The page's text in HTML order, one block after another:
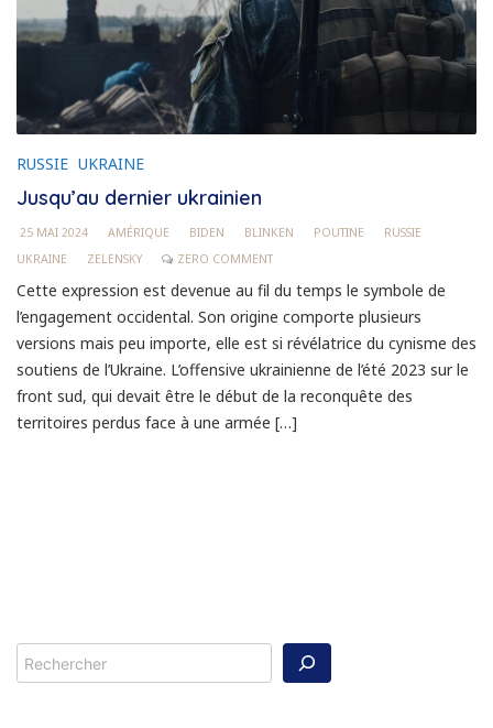
RUSSIE UKRAINE
Jusqu’au dernier ukrainien
25 MAI 2024 AMÉRIQUE BIDEN BLINKEN POUTINE
RUSSIE
UKRAINE
ZELENSKY ZERO COMMENT
Cette expression est devenue au fil du temps le symbole de
l’engagement occidental. Son origine comporte plusieurs
versions mais peu importe, elle est si révélatrice du cynisme des
soutiens de l’Ukraine. L’offensive ukrainienne de l’été 2023 sur le
front sud, qui devait être le début de la reconquête des
territoires perdus face à une armée […]
Rechercher